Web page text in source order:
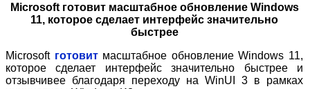
Microsoft готовит масштабное обновление Windows
11, которое сделает интерфейс значительно
быстрее
Microsoft готовитмасштабное обновление Windows 11,
которое сделает интерфейс значительно быстрее и
отзывчивее благодаря переходу на WinUI 3 в рамках